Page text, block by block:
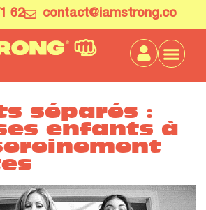
62 contact@iamstrong.co
séparés :
enfants à